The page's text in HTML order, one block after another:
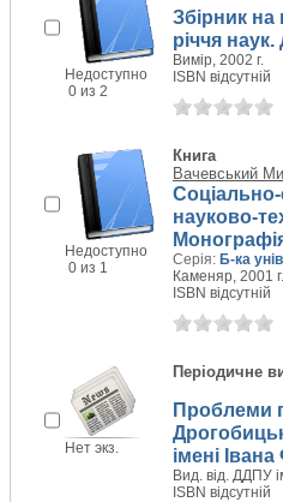
Недоступно
0 из 2
Збірник
річчя
Вимір, 2002 г.
ISBN відсутній
Недоступно
0 из 1
Книга
Вачевський
науково-
Серія: Б-ка
Каменяр, 2001 г.
ISBN відсутній
Нет экз.
Періодичне
Проблеми
імені
Вид. від. ДДПУ
ISBN відсутній